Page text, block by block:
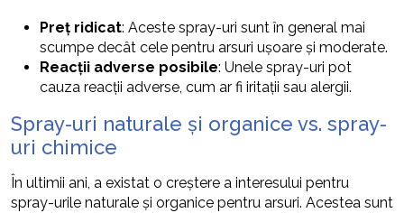
Preț ridicat: Aceste spray-uri sunt în general mai
scumpe decât cele pentru arsuri ușoare și moderate.
Reacții adverse posibile: Unele spray-uri pot
cauza reacții adverse, cum ar fi iritații sau alergii.
Spray-uri naturale și organice vs. spray-
uri chimice
În ultimii ani, a existat o creștere a interesului pentru
spray-urile naturale și organice pentru arsuri. Acestea sunt